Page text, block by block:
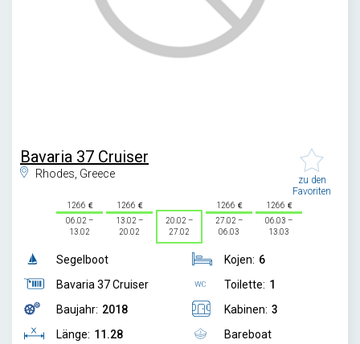
Bavaria 37 Cruiser
Rhodes, Greece
zu den
Favoriten
1266
06.02 –
13.02
1266
13.02 –
20.02
20.02 –
27.02
1266
27.02 –
06.03
1266
06.03 –
13.03
Segelboot
Bavaria 37 Cruiser
Baujahr: 2018
Länge: 11.28
Kojen: 6
Toilette: 1
Kabinen: 3
Bareboat